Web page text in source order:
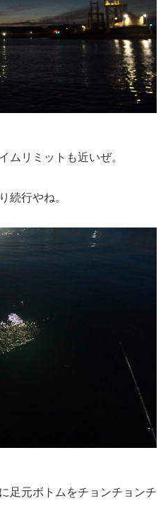
ムリミットも近いぜ。
続行やね。
足元ボトムをチョンチョンチ